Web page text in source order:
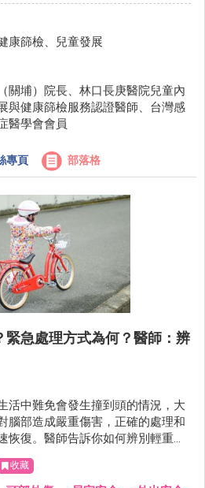
康篩檢、兒童發展
關埔）院長、林口長庚醫院兒童內
與健康篩檢服務認證醫師、台灣感
醫學會會員
專頁 部落格
緊急處理方式為何？醫師：辨
活中難免會發生撞到頭的情況，大
腦部造成嚴重傷害，正確的處理和
恢復。醫師告訴你如何辨別輕重傷
醫？
收藏